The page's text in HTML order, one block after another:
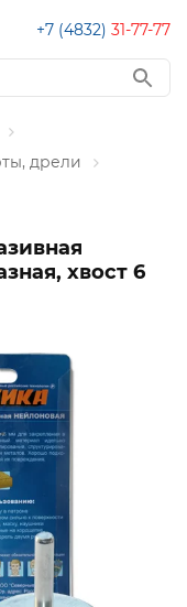
+7 (4832) 31-77-77
дрели
хвост 6